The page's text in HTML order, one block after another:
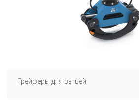
Грейферы для ветвей